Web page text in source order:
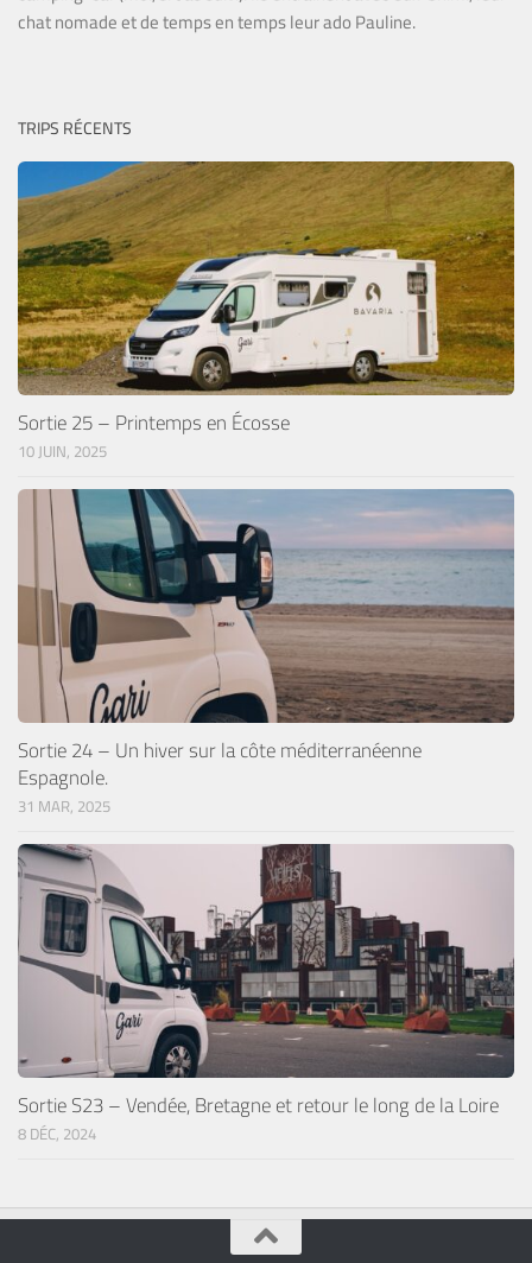
chat nomade et de temps en temps leur ado Pauline.
TRIPS RÉCENTS
Sortie 25 – Printemps en Écosse
10 JUIN, 2025
Sortie 24 – Un hiver sur la côte méditerranéenne
Espagnole.
31 MAR, 2025
Sortie S23 – Vendée, Bretagne et retour le long de la Loire
8 DÉC, 2024